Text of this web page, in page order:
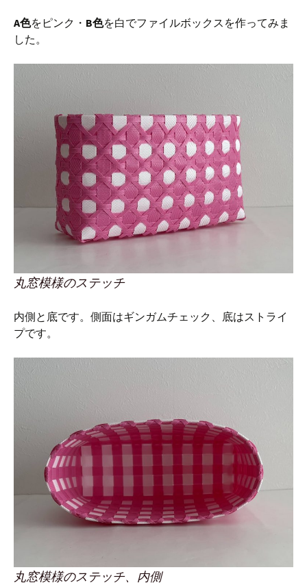
A色をピンク・ B色を白でファイルボックスを作ってみま
した。
丸窓模様のステッチ
内側と底です。側面はギンガムチェック、底はストライ
プです。
丸窓模様のステッチ、内側